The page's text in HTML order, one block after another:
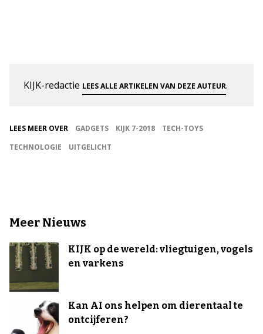
KIJK-redactie LEES ALLE ARTIKELEN VAN DEZE AUTEUR.
LEES MEER OVER GADGETS KIJK 7-2018
TECH-TOYS
TECHNOLOGIE
UITGELICHT
Meer Nieuws
KIJK op de wereld: vliegtuigen, vogels
en varkens
Kan AI ons helpen om dierentaal te
ontcijferen?